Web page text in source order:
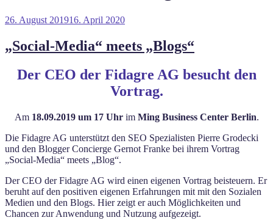
Veröffentlicht
26. August 201916. April 2020
„Social-Media“ meets „Blogs“
Der CEO der Fidagre AG besucht den
Vortrag.
Am 18.09.2019 um 17 Uhrim Ming Business Center Berlin.
Die Fidagre AG unterstützt den SEO Spezialisten Pierre Grodecki
und den Blogger Concierge Gernot Franke bei ihrem Vortrag
„Social-Media“ meets „Blog“.
Der CEO der Fidagre AG wird einen eigenen Vortrag beisteuern. Er
beruht auf den positiven eigenen Erfahrungen mit mit den Sozialen
Medien und den Blogs. Hier zeigt er auch Möglichkeiten und
Chancen zur Anwendung und Nutzung aufgezeigt.